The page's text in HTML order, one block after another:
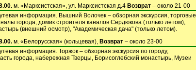
м. «Марксистская», ул. Марксистская д.4 Возврат – около 21-00
информация. Вышний Волочек – обзорная экскурсия, торговые
города, домик строителя каналов Сердюкова (только летом),
(внешний осмотр), "Академическая дача" (только летом).
м. «Белорусская» (кольцевая), Возврат – около 23-00
информация. Торжок – обзорная экскурсия по городу,
города, набережная Тверцы, Борисоглебский монастырь, Музеи